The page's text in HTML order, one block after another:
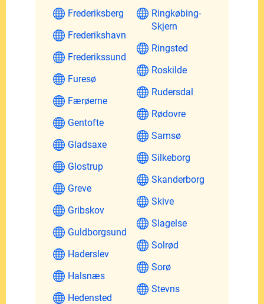
Frederiksberg
Frederikshavn
Frederikssund
Furesø
Færøerne
Gentofte
Gladsaxe
Glostrup
Greve
Gribskov
Guldborgsund
Haderslev
Halsnæs
Hedensted
Ringkøbing-
Skjern
Ringsted
Roskilde
Rudersdal
Rødovre
Samsø
Silkeborg
Skanderborg
Skive
Slagelse
Solrød
Sorø
Stevns